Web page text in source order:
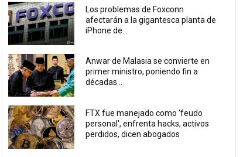
Los problemas de Foxconn
afectarán a la gigantesca planta de
iPhone de...
Anwar de Malasia se convierte en
primer ministro, poniendo fin a
décadas...
FTX fue manejado como 'feudo
personal', enfrenta hacks, activos
perdidos, dicen abogados